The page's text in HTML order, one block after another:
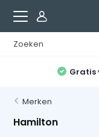
Gratis
Merken
Hamilton